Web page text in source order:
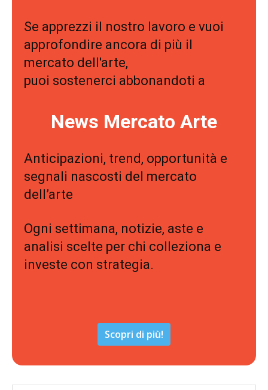
Se apprezzi il nostro lavoro e vuoi
approfondire ancora di più il
mercato dell'arte,
puoi sostenerci abbonandoti a
News Mercato Arte
Anticipazioni, trend, opportunità e
segnali nascosti del mercato
dell’arte
Ogni settimana, notizie, aste e
analisi scelte per chi colleziona e
investe con strategia.
Scopri di più!